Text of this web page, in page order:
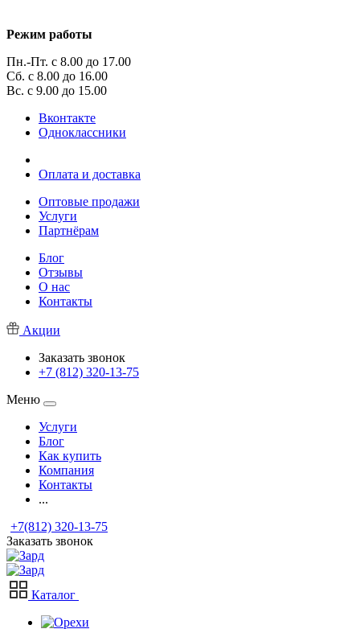
Режим работы
Пн.-Пт. с 8.00 до 17.00
Сб. с 8.00 до 16.00
Вс. с 9.00 до 15.00
Вконтакте
Одноклассники
Оплата и доставка
Оптовые продажи
Услуги
Партнёрам
Блог
Отзывы
О нас
Контакты
Акции
Заказать звонок
+7 (812) 320-13-75
Меню
Услуги
Блог
Как купить
Компания
Контакты
...
+7(812) 320-13-75
Заказать звонок
Каталог